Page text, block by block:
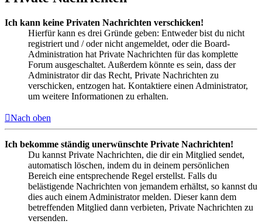
Ich kann keine Privaten Nachrichten verschicken!
Hierfür kann es drei Gründe geben: Entweder bist du nicht
registriert und / oder nicht angemeldet, oder die Board-
Administration hat Private Nachrichten für das komplette
Forum ausgeschaltet. Außerdem könnte es sein, dass der
Administrator dir das Recht, Private Nachrichten zu
verschicken, entzogen hat. Kontaktiere einen Administrator,
um weitere Informationen zu erhalten.
Nach oben
Ich bekomme ständig unerwünschte Private Nachrichten!
Du kannst Private Nachrichten, die dir ein Mitglied sendet,
automatisch löschen, indem du in deinem persönlichen
Bereich eine entsprechende Regel erstellst. Falls du
belästigende Nachrichten von jemandem erhältst, so kannst du
dies auch einem Administrator melden. Dieser kann dem
betreffenden Mitglied dann verbieten, Private Nachrichten zu
versenden.